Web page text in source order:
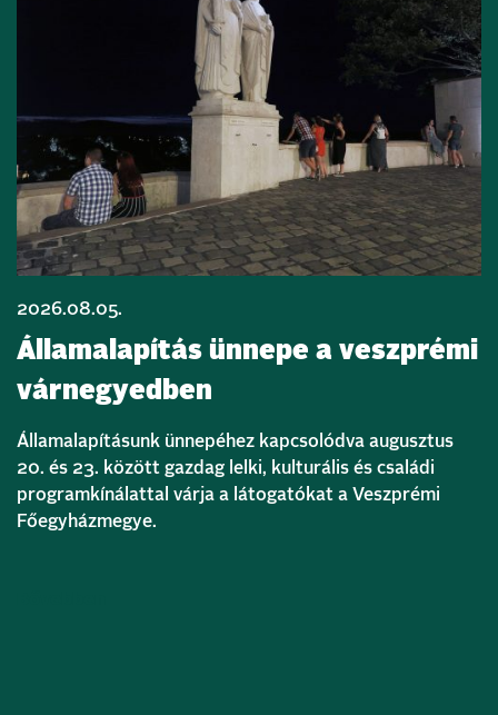
2026.08.05.
Államalapítás ünnepe a veszprémi
várnegyedben
Államalapításunk ünnepéhez kapcsolódva augusztus
20. és 23. között gazdag lelki, kulturális és családi
programkínálattal várja a látogatókat a Veszprémi
Főegyházmegye.